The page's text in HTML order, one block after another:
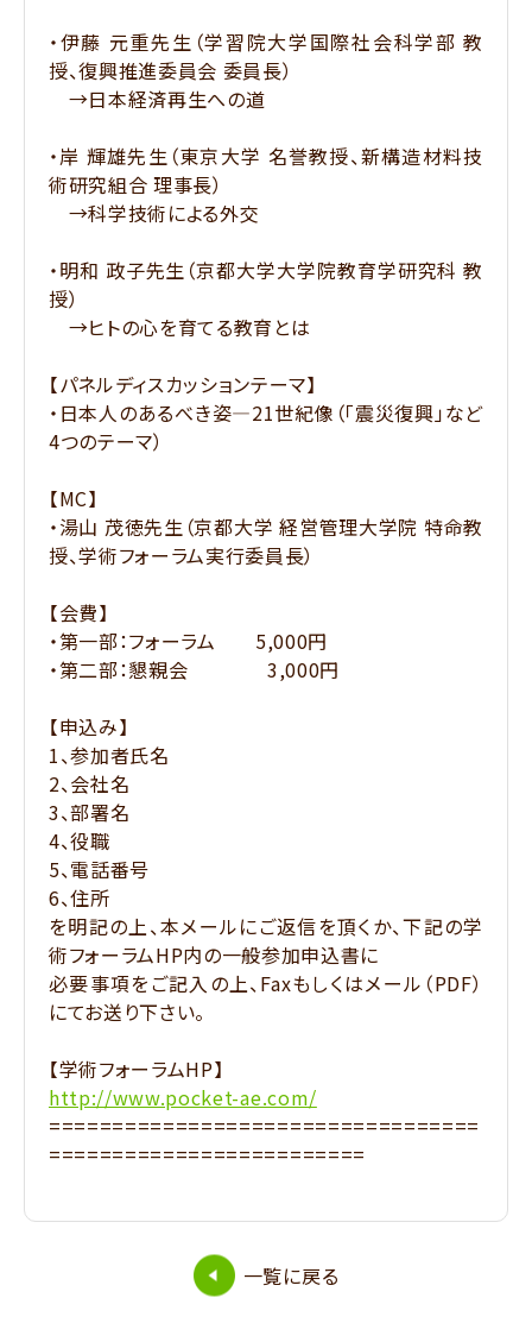
・伊藤 元重先生（学習院大学国際社会科学部 教
授、復興推進委員会 委員長）
→日本経済再生への道
・岸 輝雄先生（東京大学 名誉教授、新構造材料技
術研究組合 理事長）
→科学技術による外交
・明和 政子先生（京都大学大学院教育学研究科 教
授）
→ヒトの心を育てる教育とは
【パネルディスカッションテーマ】
・日本人のあるべき姿―21世紀像（「震災復興」など
4つのテーマ）
【MC】
・湯山 茂徳先生（京都大学 経営管理大学院 特命教
授、学術フォーラム実行委員長）
【会費】
・第一部：フォーラム 5,000円
・第二部：懇親会 3,000円
【申込み】
1、参加者氏名
2、会社名
3、部署名
4、役職
5、電話番号
6、住所
を明記の上、本メールにご返信を頂くか、下記の学
術フォーラムHP内の一般参加申込書に
必要事項をご記入の上、Faxもしくはメール（PDF）
にてお送り下さい。
【学術フォーラムHP】
http://www.pocket-ae.com/
==================================
=========================
一覧に戻る